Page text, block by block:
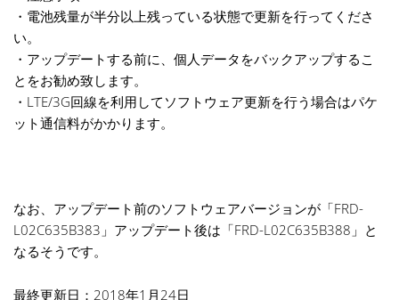
・電池残量が半分以上残っている状態で更新を行ってくださ
い。
・アップデートする前に、個人データをバックアップするこ
とをお勧め致します。
・LTE/3G回線を利用してソフトウェア更新を行う場合はパケ
ット通信料がかかります。
なお、アップデート前のソフトウェアバージョンが「FRD-
L02C635B383」アップデート後は「FRD-L02C635B388」と
なるそうです。
最終更新日：2018年1月24日